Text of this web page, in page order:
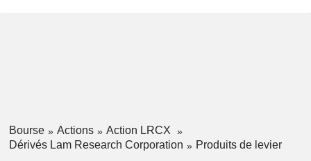
Bourse Actions
Action LRCX
Dérivés Lam Research Corporation
Produits de levier